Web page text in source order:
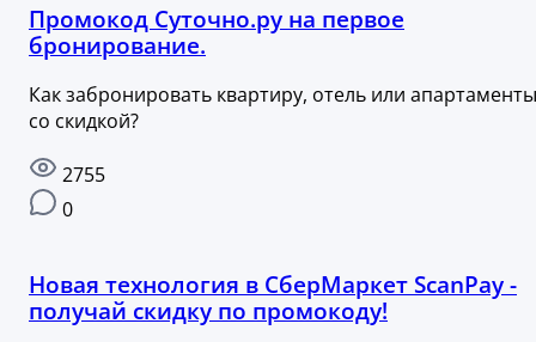
Промокод Суточно.ру на первое
бронирование.
Как забронировать квартиру, отель или апартаменты
со скидкой?
2755
0
Новая технология в СберМаркет ScanPay -
получай скидку по промокоду!